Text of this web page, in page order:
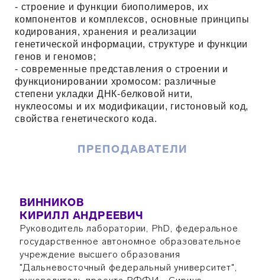
- строение и функции биополимеров, их
компонентов и комплексов, основные принципы
кодирования, хранения и реализации
генетической информации, структуре и функции
генов и геномов;
- современные представления о строении и
функционировании хромосом: различные
степени укладки ДНК-белковой нити,
нуклеосомы и их модификации, гистоновый код,
свойства генетического кода.
ПРЕПОДАВАТЕЛИ
ВИННИКОВ
КИРИЛЛ АНДРЕЕВИЧ
Руководитель лаборатории, PhD, федеральное
государственное автономное образовательное
учреждение высшего образования
"Дальневосточный федеральный университет",